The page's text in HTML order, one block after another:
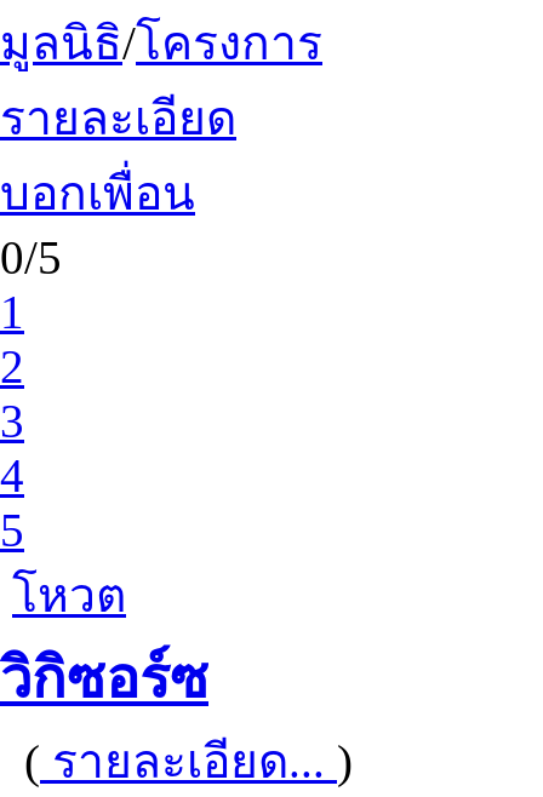
มูลนิธิ/โครงการ
รายละเอียด
บอกเพื่อน
0/5
1
2
3
4
5
โหวต
วิกิซอร์ซ
( รายละเอียด... )